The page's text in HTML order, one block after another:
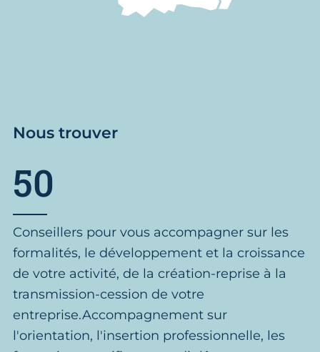
Nous trouver
50
Conseillers pour vous accompagner sur les
formalités, le développement et la croissance
de votre activité, de la création-reprise à la
transmission-cession de votre
entreprise.Accompagnement sur
l'orientation, l'insertion professionnelle, les